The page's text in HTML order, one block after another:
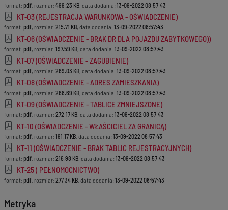
format: pdf, rozmiar: 499.23 KB, data dodania: 13-09-2022 08:57:43
KT-03 (REJESTRACJA WARUNKOWA - OŚWIADCZENIE)
format: pdf, rozmiar: 215.71 KB, data dodania: 13-09-2022 08:57:43
KT-06 (OŚWIADCZENIE - BRAK DR DLA POJAZDU ZABYTKOWEGO))
format: pdf, rozmiar: 197.59 KB, data dodania: 13-09-2022 08:57:43
KT-07 (OŚWIADCZENIE - ZAGUBIENIE)
format: pdf, rozmiar: 269.03 KB, data dodania: 13-09-2022 08:57:43
KT-08 (OŚWIADCZENIE - ADRES ZAMIESZKANIA)
format: pdf, rozmiar: 268.69 KB, data dodania: 13-09-2022 08:57:43
KT-09 (OŚWIADCZENIE - TABLICE ZMNIEJSZONE)
format: pdf, rozmiar: 272.17 KB, data dodania: 13-09-2022 08:57:43
KT-10 (OŚWIADCZENIE - WŁAŚCICIEL ZA GRANICĄ)
format: pdf, rozmiar: 191.17 KB, data dodania: 13-09-2022 08:57:43
KT-11 (OŚWIADCZENIE - BRAK TABLIC REJESTRACYJNYCH)
format: pdf, rozmiar: 216.98 KB, data dodania: 13-09-2022 08:57:43
KT-25 ( PEŁNOMOCNICTWO)
format: pdf, rozmiar: 277.34 KB, data dodania: 13-09-2022 08:57:43
Metryka